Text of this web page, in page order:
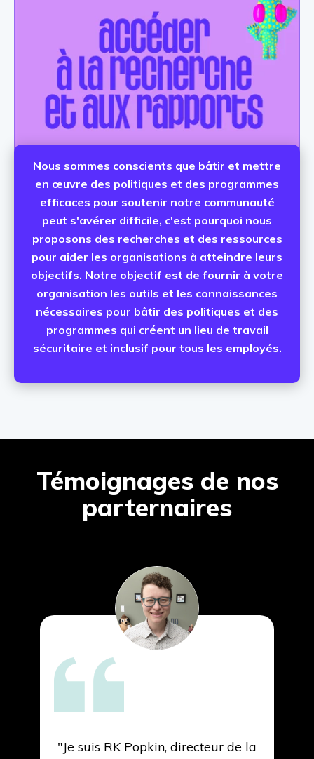
Nous sommes conscients que bâtir et mettre
en œuvre des politiques et des programmes
efficaces pour soutenir notre communauté
peut s'avérer difficile, c'est pourquoi nous
proposons des recherches et des ressources
pour aider les organisations à atteindre leurs
objectifs. Notre objectif est de fournir à votre
organisation les outils et les connaissances
nécessaires pour bâtir des politiques et des
programmes qui créent un lieu de travail
sécuritaire et inclusif pour tous les employés.
Témoignages de nos
parternaires
"Je suis RK Popkin, directeur de la